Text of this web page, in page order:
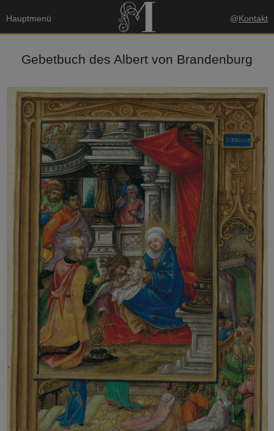
Hauptmenü @Kontakt
Gebetbuch des Albert von Brandenburg